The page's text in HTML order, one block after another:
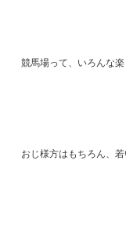
競馬場って、いろんな
おじ様方はもちろん、若